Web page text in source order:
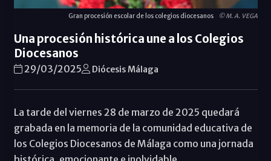
Gran procesión escolar de los colegios diocesanos © M. A. VEGA
Una procesión histórica une a los Colegios
Diocesanos
29/03/2025 Diócesis Málaga
La tarde del viernes 28 de marzo de 2025 quedará
grabada en la memoria de la comunidad educativa de
los Colegios Diocesanos de Málaga como una jornada